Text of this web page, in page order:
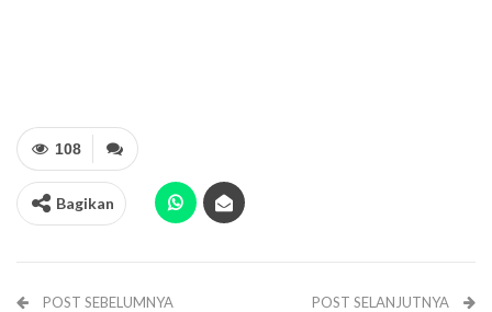
108
Bagikan
POST SEBELUMNYA POST SELANJUTNYA